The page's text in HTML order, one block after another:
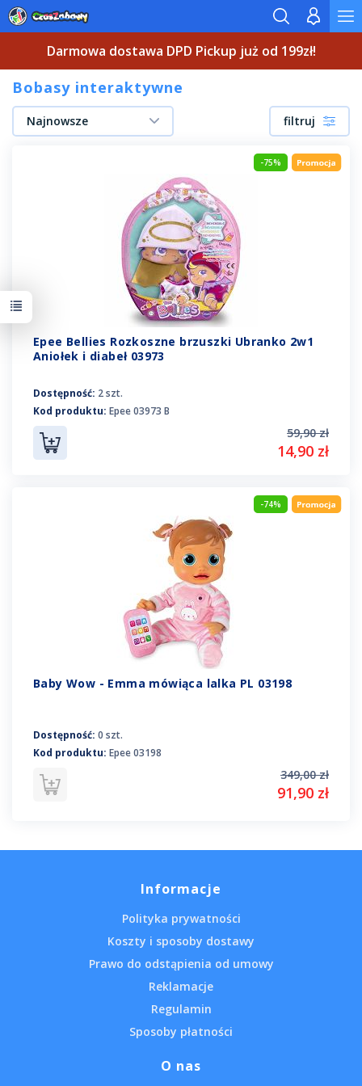
Darmowa dostawa DPD Pickup już od 199zł!
Bobasy interaktywne
Najnowsze filtruj
-75%
Epee Bellies Rozkoszne brzuszki Ubranko 2w1
Aniołek i diabeł 03973
Dostępność: 2 szt.
Kod produktu: Epee 03973 B
59,90 zł
14,90 zł
-74%
Baby Wow - Emma mówiąca lalka PL 03198
Dostępność: 0 szt.
Kod produktu: Epee 03198
349,00 zł
91,90 zł
Informacje
Polityka prywatności
Koszty i sposoby dostawy
Prawo do odstąpienia od umowy
Reklamacje
Regulamin
Sposoby płatności
O nas